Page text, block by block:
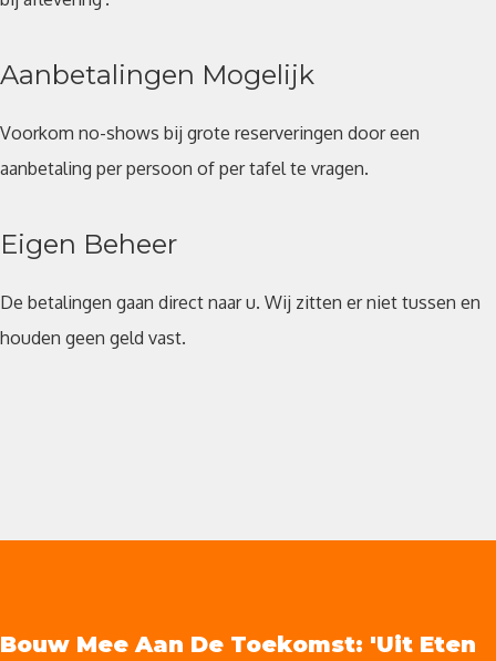
Aanbetalingen Mogelijk
Voorkom no-shows bij grote reserveringen door een
aanbetaling per persoon of per tafel te vragen.
Eigen Beheer
De betalingen gaan direct naar u. Wij zitten er niet tussen en
houden geen geld vast.
Bouw Mee Aan De Toekomst: 'Uit Eten